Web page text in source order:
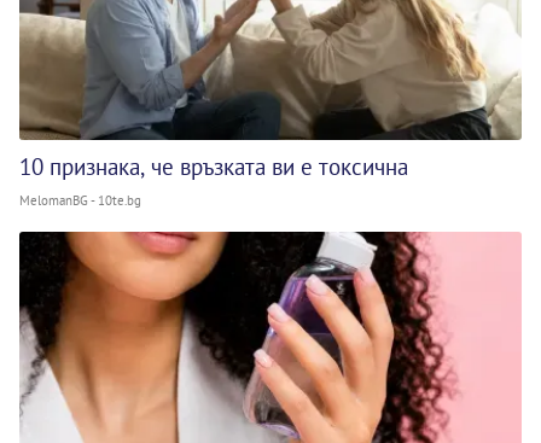
10 признака, че връзката ви е токсична
MelomanBG - 10te.bg